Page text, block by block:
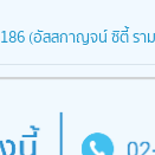
(อัสสกาญจน์ ซิตี้ รา